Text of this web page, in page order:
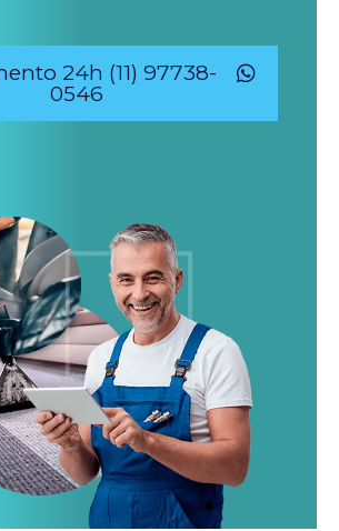
24h (11) 97738-
0546